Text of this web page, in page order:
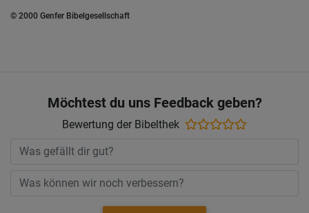
© 2000 Genfer Bibelgesellschaft
Möchtest du uns Feedback geben?
Bewertung der Bibelthek